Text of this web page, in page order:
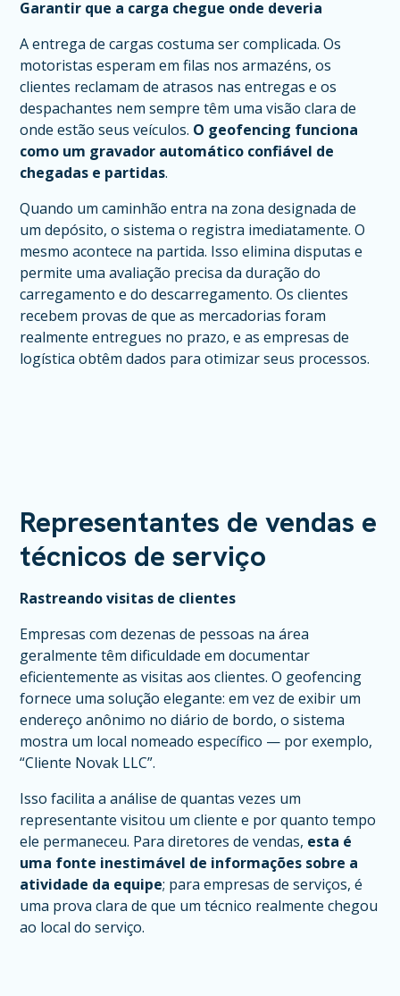
Garantir que a carga chegue onde deveria
A entrega de cargas costuma ser complicada. Os
motoristas esperam em filas nos armazéns, os
clientes reclamam de atrasos nas entregas e os
despachantes nem sempre têm uma visão clara de
onde estão seus veículos. O geofencing funciona
como um gravador automático confiável de
chegadas e partidas.
Quando um caminhão entra na zona designada de
um depósito, o sistema o registra imediatamente. O
mesmo acontece na partida. Isso elimina disputas e
permite uma avaliação precisa da duração do
carregamento e do descarregamento. Os clientes
recebem provas de que as mercadorias foram
realmente entregues no prazo, e as empresas de
logística obtêm dados para otimizar seus processos.
Representantes de vendas e
técnicos de serviço
Rastreando visitas de clientes
Empresas com dezenas de pessoas na área
geralmente têm dificuldade em documentar
eficientemente as visitas aos clientes. O geofencing
fornece uma solução elegante: em vez de exibir um
endereço anônimo no diário de bordo, o sistema
mostra um local nomeado específico — por exemplo,
“Cliente Novak LLC”.
Isso facilita a análise de quantas vezes um
representante visitou um cliente e por quanto tempo
ele permaneceu. Para diretores de vendas, esta é
uma fonte inestimável de informações sobre a
atividade da equipe; para empresas de serviços, é
uma prova clara de que um técnico realmente chegou
ao local do serviço.